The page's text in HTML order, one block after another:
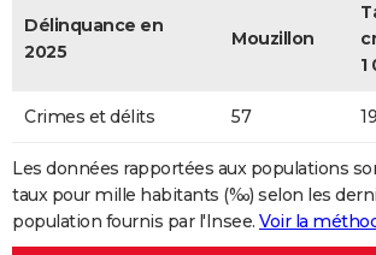
Délinquance en
2025
Mouzillon
1
Crimes et délits 57
Les données rapportées aux populations
taux pour mille habitants (‰) selon les
population fournis par l'Insee. Voir la